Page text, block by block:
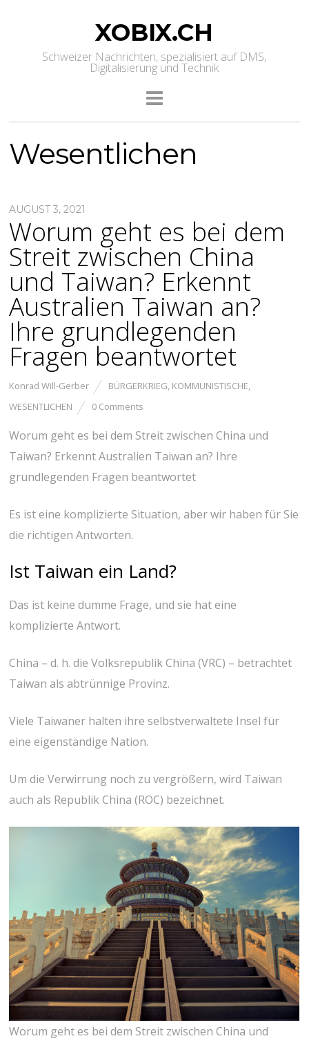
XOBIX.CH
Schweizer Nachrichten, spezialisiert auf DMS,
Digitalisierung und Technik
Wesentlichen
AUGUST 3, 2021
Worum geht es bei dem
Streit zwischen China
und Taiwan? Erkennt
Australien Taiwan an?
Ihre grundlegenden
Fragen beantwortet
Konrad Will-Gerber BÜRGERKRIEG, KOMMUNISTISCHE,
WESENTLICHEN
0 Comments
Worum geht es bei dem Streit zwischen China und
Taiwan? Erkennt Australien Taiwan an? Ihre
grundlegenden Fragen beantwortet
Es ist eine komplizierte Situation, aber wir haben für Sie
die richtigen Antworten.
Ist Taiwan ein Land?
Das ist keine dumme Frage, und sie hat eine
komplizierte Antwort.
China – d. h. die Volksrepublik China (VRC) – betrachtet
Taiwan als abtrünnige Provinz.
Viele Taiwaner halten ihre selbstverwaltete Insel für
eine eigenständige Nation.
Um die Verwirrung noch zu vergrößern, wird Taiwan
auch als Republik China (ROC) bezeichnet.
Worum geht es bei dem Streit zwischen China und